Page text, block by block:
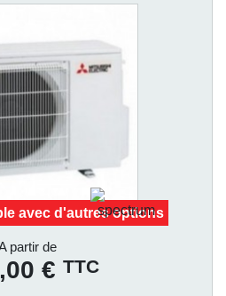
avec d'autres options
partir de
€ TTC